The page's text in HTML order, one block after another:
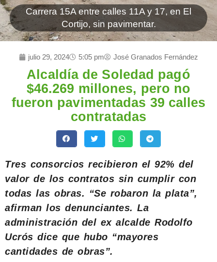
Carrera 15A entre calles 11A y 17, en El
Cortijo, sin pavimentar.
julio 29, 2024 5:05 pm José Granados Fernández
Alcaldía de Soledad pagó
$46.269 millones, pero no
fueron pavimentadas 39 calles
contratadas
Tres consorcios recibieron el 92% del
valor de los contratos sin cumplir con
todas las obras. “Se robaron la plata”,
afirman los denunciantes. La
administración del ex alcalde Rodolfo
Ucrós dice que hubo “mayores
cantidades de obras”.